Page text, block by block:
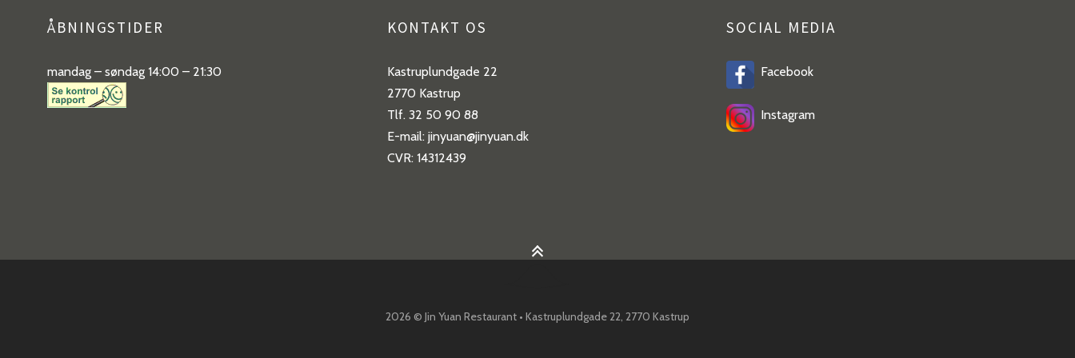
ÅBNINGSTIDER
mandag – søndag 14:00 – 21:30
KONTAKT OS
Kastruplundgade 22
2770 Kastrup
Tlf. 32 50 90 88
E-mail: jinyuan@jinyuan.dk
CVR: 14312439
SOCIAL MEDIA
Facebook
Instagram
2026 © Jin Yuan Restaurant • Kastruplundgade 22, 2770 Kastrup